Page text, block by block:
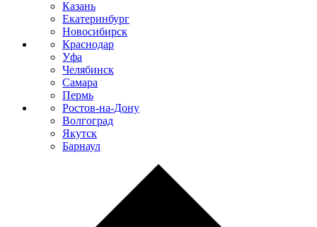
Казань
Екатеринбург
Новосибирск
Краснодар
Уфа
Челябинск
Самара
Пермь
Ростов-на-Дону
Волгоград
Якутск
Барнаул